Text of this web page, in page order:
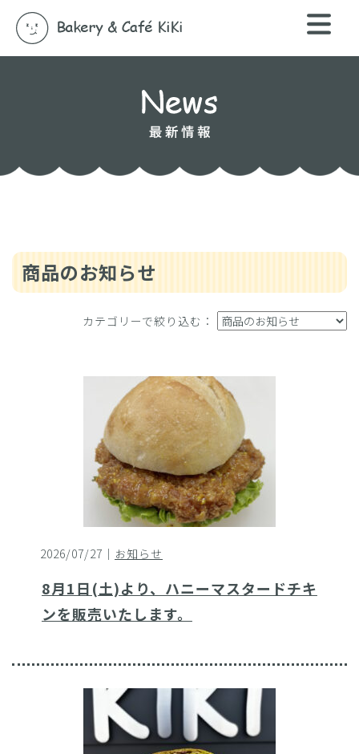
商品のお知らせ
カテゴリーで絞り込む：
2026/07/27｜ お知らせ
8月1日(土)より、ハニーマスタードチキ
ンを販売いたします。